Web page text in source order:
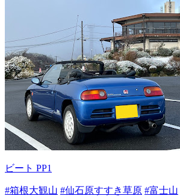
ビート PP1
#箱根大観山 #仙石原すすき草原 #富士山